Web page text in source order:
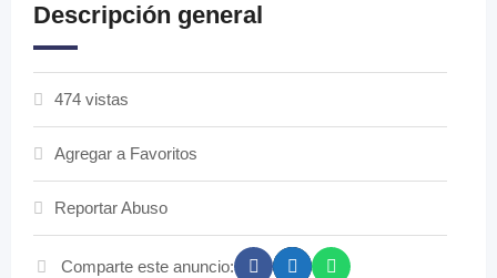
Descripción general
474 vistas
Agregar a Favoritos
Reportar Abuso
Comparte este anuncio: